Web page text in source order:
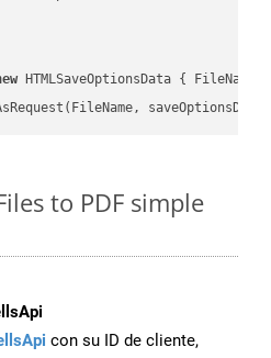
HTMLSaveOptionsData { FileName
to PDF simple
con su ID de cliente,